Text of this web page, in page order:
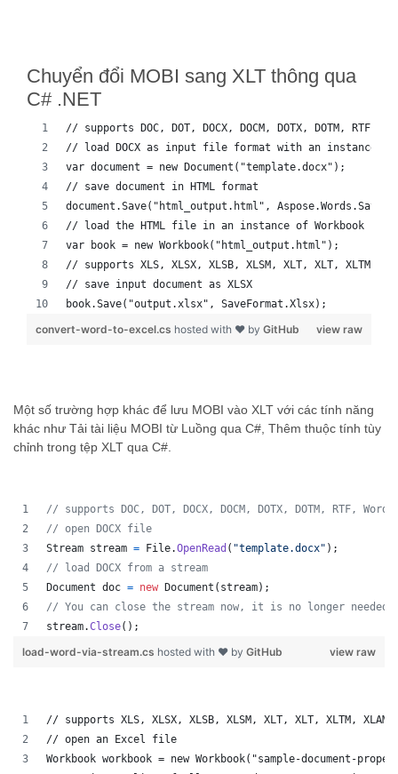
Chuyển đổi MOBI sang XLT thông qua
C# .NET
// supports DOC, DOT, DOCX, DOCM, DOTX, DOTM, RTF,
// load DOCX as input file format with an instance of
var document = new Document("template.docx");
// save document in HTML format
document.Save("html_output.html",
// load the HTML file in an instance of Workbook
var book = new Workbook("html_output.html");
// supports XLS, XLSX, XLSB, XLSM, XLT, XLT, XLTM,
// save input document as XLSX
book.Save("output.xlsx", SaveFormat.Xlsx);
view raw
convert-word-to-excel.cs hosted with ❤ by GitHub
Một số trường hợp khác để lưu MOBI vào XLT với các tính năng
khác như Tải tài liệu MOBI từ Luồng qua C#, Thêm thuộc tính tùy
chỉnh trong tệp XLT qua C#.
// supports DOC, DOT, DOCX, DOCM, DOTX, DOTM, RTF,
// open DOCX file
Stream stream = File.OpenRead ( "template.docx" ) ;
// load DOCX from a stream
Document doc = new Document ( stream) ;
// You can close the stream now, it is no longer needed
stream.Close( ) ;
view raw
load-word-via-stream.cs hosted with ❤ by GitHub
// supports XLS, XLSX, XLSB, XLSM, XLT, XLT, XLTM,
// open an Excel file
Workbook workbook = new Workbook("sample-document-